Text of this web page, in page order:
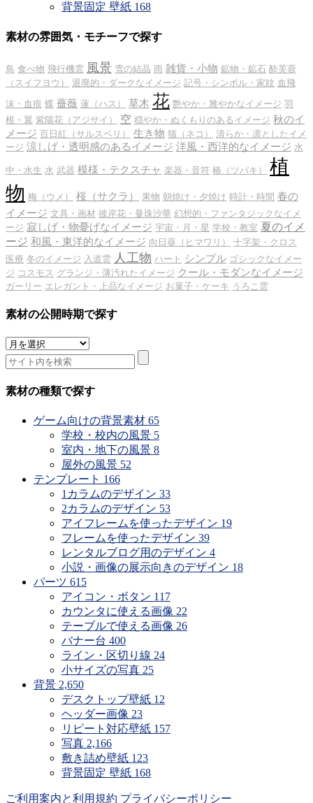
背景固定 壁紙 168
素材の雰囲気・モチーフで探す
鳥 食べ物 飛行機雲 風景 雪の結晶 雨 雑貨・小物 鉱物・鉱石 酔芙蓉
（スイフヨウ）
退廃的・ダークなイメージ 記号・シンボル・家紋 血飛
沫・血痕 蝶 薔薇 蓮（ハス） 草木 花 艶やか・雅やかなイメージ 羽
根・翼 紫陽花（アジサイ） 空 穏やか・ぬくもりのあるイメージ 秋のイ
メージ 百日紅（サルスベリ） 生き物 猫（ネコ）
清らか・凛としたイメ
ージ 涼しげ・透明感のあるイメージ 洋風・西洋的なイメージ 水
中・水生 水 武器 模様・テクスチャ 楽器・音符 椿（ツバキ）
植
物 梅（ウメ） 桜（サクラ） 果物 朝焼け・夕焼け 時計・時間 春の
イメージ 文具・画材 彼岸花・曼珠沙華 幻想的・ファンタジックなイメ
ージ 寂しげ・物憂げなイメージ 宇宙・月・星 学校・教室 夏のイメ
ージ 和風・東洋的なイメージ 向日葵（ヒマワリ）
十字架・クロス
医療 冬のイメージ 入道雲 人工物 ハート シンプル ゴシックなイメー
ジ コスモス グランジ・薄汚れたイメージ クール・モダンなイメージ
ガーリー エレガント・上品なイメージ お菓子・ケーキ うろこ雲
素材の公開時期で探す
素
材
の
公
素材の種類で探す
ゲーム向けの背景素材 65
学校・校内の風景 5
室内・地下の風景 8
屋外の風景 52
テンプレート 166
1カラムのデザイン 33
2カラムのデザイン 53
アイフレームを使ったデザイン 19
フレームを使ったデザイン 39
レンタルブログ用のデザイン 4
小説・画像の展示向きのデザイン 18
パーツ 615
アイコン・ボタン 117
カウンタに使える画像 22
テーブルで使える画像 26
バナー台 400
ライン・区切り線 24
小サイズの写真 25
背景 2,650
デスクトップ壁紙 12
ヘッダー画像 23
リピート対応壁紙 157
写真 2,166
敷き詰め壁紙 123
背景固定 壁紙 168
ご利用案内と利用規約 プライバシーポリシー